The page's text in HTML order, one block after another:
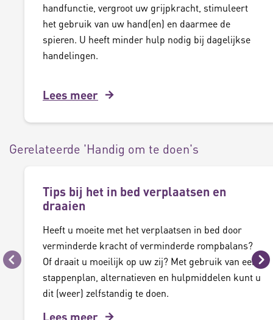
handfunctie, vergroot uw grijpkracht, stimuleert
het gebruik van uw hand(en) en daarmee de
spieren. U heeft minder hulp nodig bij dagelijkse
handelingen.
Lees meer
Gerelateerde 'Handig om te doen's
Vorige
Tips bij het in bed verplaatsen en
draaien
Heeft u moeite met het verplaatsen in bed door
verminderde kracht of verminderde rompbalans?
Of draait u moeilijk op uw zij? Met gebruik van een
stappenplan, alternatieven en hulpmiddelen kunt u
dit (weer) zelfstandig te doen.
Lees meer